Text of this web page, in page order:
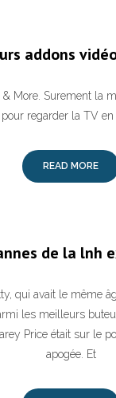
addons
More. Surement la
pour regarder la TV en
READ MORE
de la lnh
qui avait le même
les meilleurs
Price était sur le
apogée. Et